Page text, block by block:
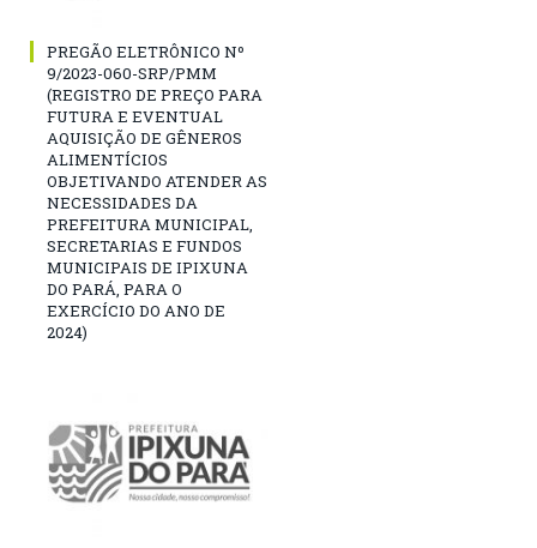
PREGÃO ELETRÔNICO Nº
9/2023-060-SRP/PMM
(REGISTRO DE PREÇO PARA
FUTURA E EVENTUAL
AQUISIÇÃO DE GÊNEROS
ALIMENTÍCIOS
OBJETIVANDO ATENDER AS
NECESSIDADES DA
PREFEITURA MUNICIPAL,
SECRETARIAS E FUNDOS
MUNICIPAIS DE IPIXUNA
DO PARÁ, PARA O
EXERCÍCIO DO ANO DE
2024)